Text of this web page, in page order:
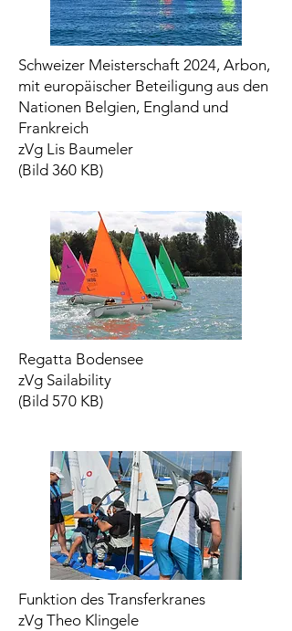
Schweizer Meisterschaft 2024, Arbon,
mit europäischer Beteiligung aus den
Nationen Belgien, England und
Frankreich
zVg Lis Baumeler
​(Bild 360 KB)
Regatta Bodensee
zVg Sailability
(Bild 570 KB)
Funktion des Transferkranes
zVg Theo Klingele